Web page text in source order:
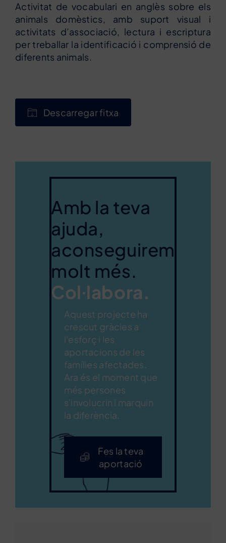
Activitat de vocabulari en anglès sobre els
animals domèstics, amb suport visual i
activitats d’associació, lectura i escriptura
per treballar la identificació i comprensió de
diferents animals.
Descarregar fitxa
Amb la teva
ajuda,
aconseguirem
molt més.
Col·labora.
Aquest projecte ha
crescut gràcies a
l'esforç i les
aportacions de les
famílies afectades.
Ara és el moment que
més persones
s'involucrin i marquin
la diferència.
Fes la teva
aportació